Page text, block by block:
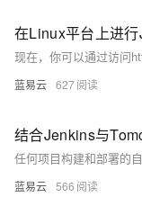
蓝易云 627
蓝易云 566